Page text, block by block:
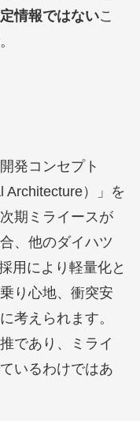
情報ではないこ
発コンセプト
Architecture）」を
期ミライースが
、他のダイハツ
用により軽量化と
り心地、衝突安
考えられます。
であり、ミライ
いるわけではあ